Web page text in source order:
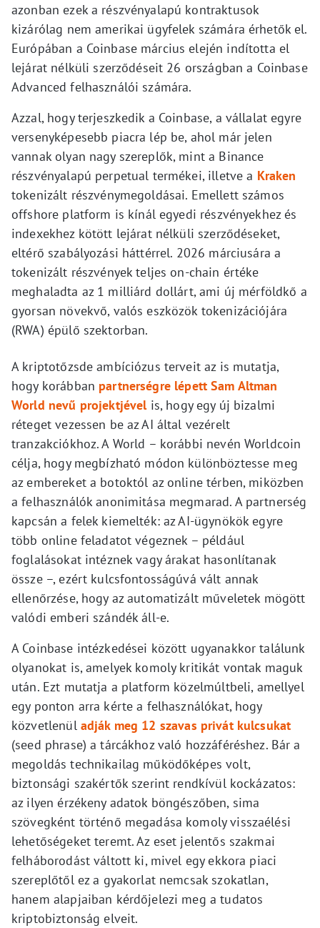
azonban ezek a részvényalapú kontraktusok
kizárólag nem amerikai ügyfelek számára érhetők el.
Európában a Coinbase március elején indította el
lejárat nélküli szerződéseit 26 országban a Coinbase
Advanced felhasználói számára.
Azzal, hogy terjeszkedik a Coinbase, a vállalat egyre
versenyképesebb piacra lép be, ahol már jelen
vannak olyan nagy szereplők, mint a Binance
részvényalapú perpetual termékei, illetve a Kraken
tokenizált részvénymegoldásai. Emellett számos
offshore platform is kínál egyedi részvényekhez és
indexekhez kötött lejárat nélküli szerződéseket,
eltérő szabályozási háttérrel. 2026 márciusára a
tokenizált részvények teljes on-chain értéke
meghaladta az 1 milliárd dollárt, ami új mérföldkő a
gyorsan növekvő, valós eszközök tokenizációjára
(RWA) épülő szektorban.
A kriptotőzsde ambíciózus terveit az is mutatja,
hogy korábban partnerségre lépett Sam Altman
World nevű projektjévelis, hogy egy új bizalmi
réteget vezessen be az AI által vezérelt
tranzakciókhoz. A World – korábbi nevén Worldcoin
célja, hogy megbízható módon különböztesse meg
az embereket a botoktól az online térben, miközben
a felhasználók anonimitása megmarad. A partnerség
kapcsán a felek kiemelték: az AI-ügynökök egyre
több online feladatot végeznek – például
foglalásokat intéznek vagy árakat hasonlítanak
össze –, ezért kulcsfontosságúvá vált annak
ellenőrzése, hogy az automatizált műveletek mögött
valódi emberi szándék áll-e.
A Coinbase intézkedései között ugyanakkor találunk
olyanokat is, amelyek komoly kritikát vontak maguk
után. Ezt mutatja a platform közelmúltbeli, amellyel
egy ponton arra kérte a felhasználókat, hogy
közvetlenül adják meg 12 szavas privát kulcsukat
(seed phrase) a tárcákhoz való hozzáféréshez. Bár a
megoldás technikailag működőképes volt,
biztonsági szakértők szerint rendkívül kockázatos:
az ilyen érzékeny adatok böngészőben, sima
szövegként történő megadása komoly visszaélési
lehetőségeket teremt. Az eset jelentős szakmai
felháborodást váltott ki, mivel egy ekkora piaci
szereplőtől ez a gyakorlat nemcsak szokatlan,
hanem alapjaiban kérdőjelezi meg a tudatos
kriptobiztonság elveit.